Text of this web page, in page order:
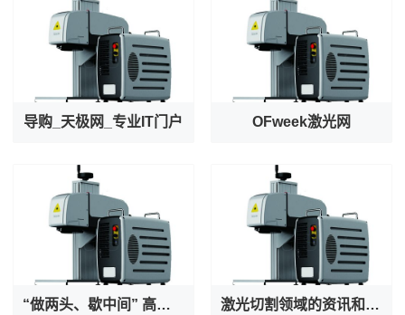
导购_天极网_专业IT门户 OFweek激光网
“做两头、歇中间” 高温之下守护者也在被守护 激光切割领域的资讯和技术解决方案的提供者--激光切割 - OFweek网